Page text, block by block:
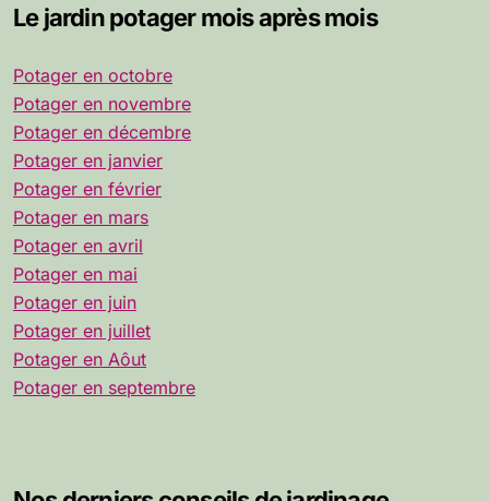
Le jardin potager mois après mois
Potager en octobre
Potager en novembre
Potager en décembre
Potager en janvier
Potager en février
Potager en mars
Potager en avril
Potager en mai
Potager en juin
Potager en juillet
Potager en Aôut
Potager en septembre